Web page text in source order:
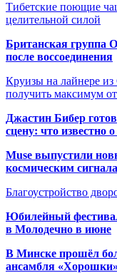
Тибетские поющие
целительной силой
Британская группа
после воссоединения
Круизы на лайнере
получить максимум
Джастин Бибер
сцену: что известно
Muse выпустили
космическим
Благоустройство
Юбилейный
в Молодечно в июне
В Минске прошёл
ансамбля «Хорошки»